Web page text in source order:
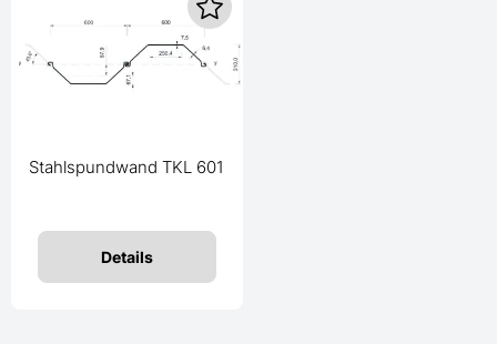
Stahlspundwand TKL 601
Details